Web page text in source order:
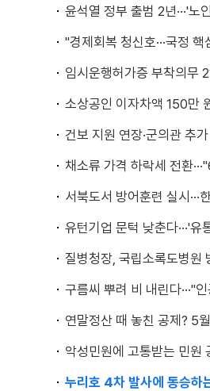
윤석열 정부 출범 2년···'노
"경제회복 청신호···국정
임시운행허가증 부착의무
소상공인 이자차액 150만
건보 지원 연장·군의관 추
채소류 가격 하락세 전환
서북도서 방어훈련 실시
유턴기업 문턱 낮춘다···'유
질병청장, 국립소록도병원
구름씨 뿌려 비 내린다···"
연말정산 때 놓친 공제? 5
악성민원에 고통받는 민원
누리호 4차 발사에 동승하